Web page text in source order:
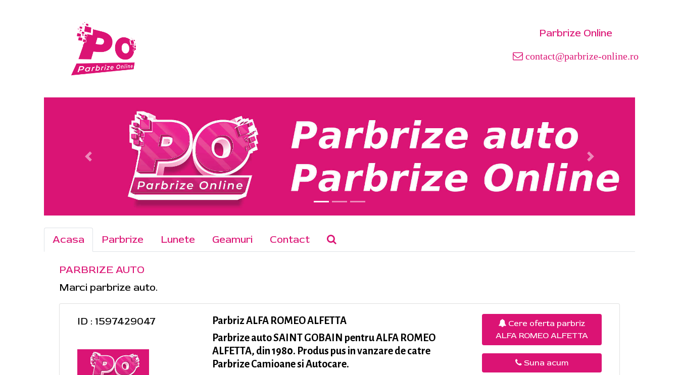
Parbrize Online
contact@parbrize-online.ro
Acasa Parbrize Lunete Geamuri Contact
PARBRIZE AUTO
Marci parbrize auto.
ID : 1597429047
Parbriz ALFA ROMEO ALFETTA
Parbrize auto SAINT GOBAIN pentru ALFA ROMEO
ALFETTA, din 1980. Produs pus in vanzare de catre
Parbrize Camioane si Autocare.
Cere oferta parbriz
ALFA ROMEO ALFETTA
Suna acum